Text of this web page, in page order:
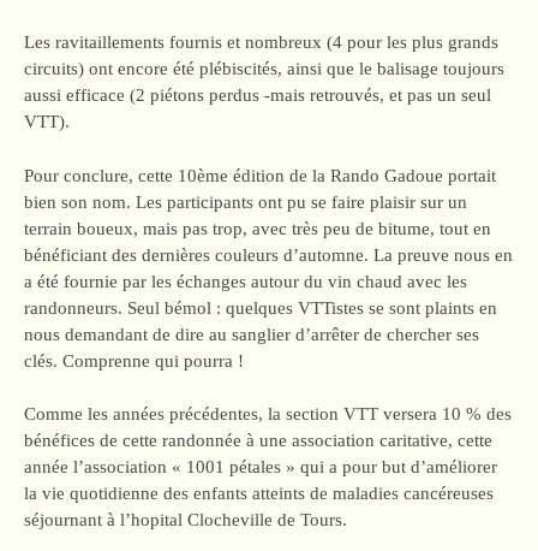
Les ravitaillements fournis et nombreux (4 pour les plus grands
circuits) ont encore été plébiscités, ainsi que le balisage toujours
aussi efficace (2 piétons perdus -mais retrouvés, et pas un seul
VTT).
Pour conclure, cette 10ème édition de la Rando Gadoue portait
bien son nom. Les participants ont pu se faire plaisir sur un
terrain boueux, mais pas trop, avec très peu de bitume, tout en
bénéficiant des dernières couleurs d’automne. La preuve nous en
a été fournie par les échanges autour du vin chaud avec les
randonneurs. Seul bémol : quelques VTTistes se sont plaints en
nous demandant de dire au sanglier d’arrêter de chercher ses
clés. Comprenne qui pourra !
Comme les années précédentes, la section VTT versera 10 % des
bénéfices de cette randonnée à une association caritative, cette
année l’association « 1001 pétales » qui a pour but d’améliorer
la vie quotidienne des enfants atteints de maladies cancéreuses
séjournant à l’hopital Clocheville de Tours.